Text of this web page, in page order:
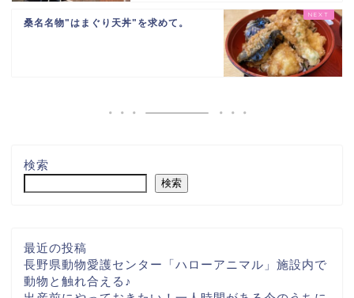
桑名名物"はまぐり天丼"を求めて。
検索
検索
最近の投稿
長野県動物愛護センター「ハローアニマル」施設内で
動物と触れ合える♪